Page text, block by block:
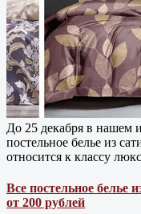
До 25 декабря в нашем
постельное белье из
относится к классу
Все постельное белье
от 200 рублей